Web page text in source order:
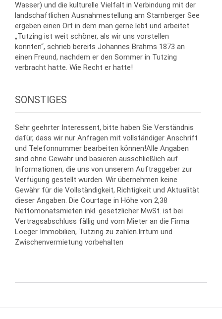
Wasser) und die kulturelle Vielfalt in Verbindung mit der
landschaftlichen Ausnahmestellung am Starnberger See
ergeben einen Ort in dem man gerne lebt und arbeitet.
„Tutzing ist weit schöner, als wir uns vorstellen
konnten“, schrieb bereits Johannes Brahms 1873 an
einen Freund, nachdem er den Sommer in Tutzing
verbracht hatte. Wie Recht er hatte!
SONSTIGES
Sehr geehrter Interessent, bitte haben Sie Verständnis
dafür, dass wir nur Anfragen mit vollständiger Anschrift
und Telefonnummer bearbeiten können!Alle Angaben
sind ohne Gewähr und basieren ausschließlich auf
Informationen, die uns von unserem Auftraggeber zur
Verfügung gestellt wurden. Wir übernehmen keine
Gewähr für die Vollständigkeit, Richtigkeit und Aktualität
dieser Angaben. Die Courtage in Höhe von 2,38
Nettomonatsmieten inkl. gesetzlicher MwSt. ist bei
Vertragsabschluss fällig und vom Mieter an die Firma
Loeger Immobilien, Tutzing zu zahlen.Irrtum und
Zwischenvermietung vorbehalten